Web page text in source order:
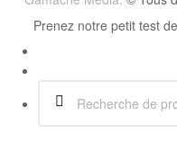
Prenez notre petit test de